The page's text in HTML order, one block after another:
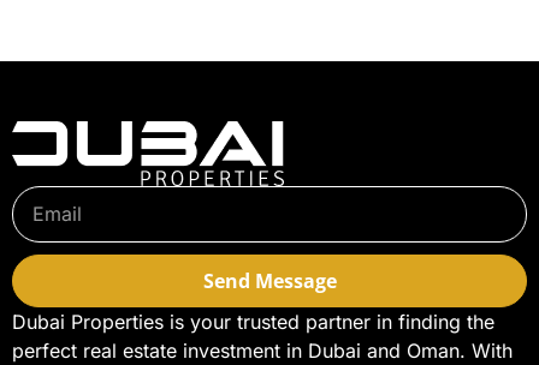
Send Message
Dubai Properties is your trusted partner in finding the
perfect real estate investment in Dubai and Oman. With